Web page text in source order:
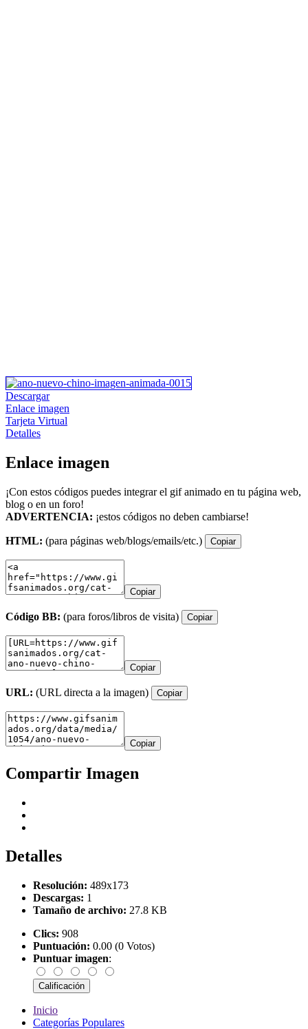
Descargar
Enlace imagen
Tarjeta Virtual
Detalles
Enlace imagen
¡Con estos códigos puedes integrar el gif animado en tu página web,
blog o en un foro!
ADVERTENCIA: ¡estos códigos no deben cambiarse!
HTML: (para páginas web/blogs/emails/etc.) Copiar
Copiar
Código BB: (para foros/libros de visita) Copiar
Copiar
URL: (URL directa a la imagen) Copiar
Copiar
Compartir Imagen
Detalles
Resolución: 489x173
Descargas: 1
Tamaño de archivo: 27.8 KB
Clics: 908
Puntuación: 0.00 (0 Votos)
Puntuar imagen:
Inicio
Categorías Populares